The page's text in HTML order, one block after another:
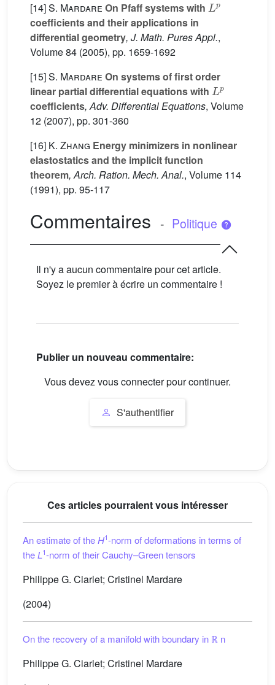
[14]S. Mardare On Pfaff systems with
coefficients and their applications in
differential geometry, J. Math. Pures Appl.,
Volume 84 (2005), pp. 1659-1692
[15]S. Mardare On systems of first order
linear partial differential equations with
L
coefficients, Adv. Differential Equations, Volume
12 (2007), pp. 301-360
[16] K. Zhang Energy minimizers in nonlinear
elastostatics and the implicit function
theorem, Arch. Ration. Mech. Anal., Volume 114
(1991), pp. 95-117
Commentaires - Politique
Il n'y a aucun commentaire pour cet article.
Soyez le premier à écrire un commentaire !
Publier un nouveau commentaire:
Vous devez vous connecter pour continuer.
S'authentifier
Ces articles pourraient vous intéresser
An estimate of theH1-norm of deformations in terms of
theL1-norm of their Cauchy–Green tensors
Philippe G. Ciarlet; Cristinel Mardare
(2004)
On the recovery of a manifold with boundary in ℝ n
Philippe G. Ciarlet; Cristinel Mardare